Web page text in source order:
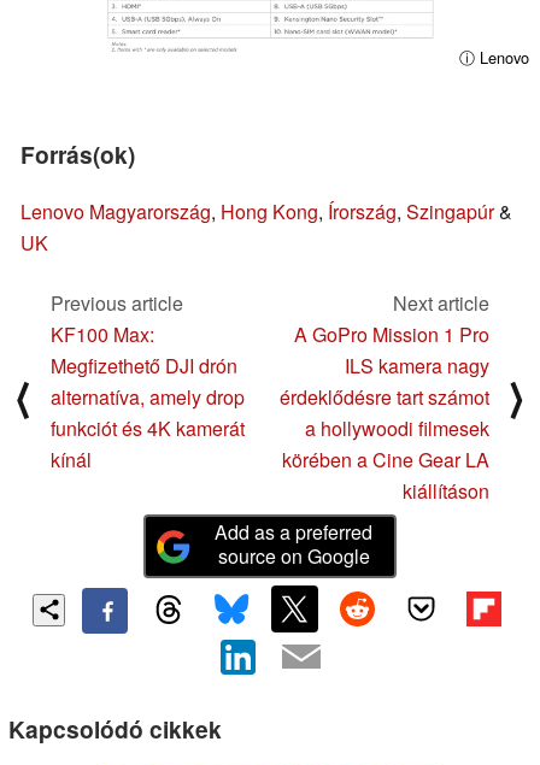
ⓘ Lenovo
Forrás(ok)
Lenovo Magyarország, Hong Kong, Írország, Szingapúr&
UK
⟨
Previous article
KF100 Max:
Megfizethető DJI drón
alternatíva, amely drop
funkciót és 4K kamerát
kínál
Next article
A GoPro Mission 1 Pro
ILS kamera nagy
érdeklődésre tart számot
a hollywoodi filmesek
körében a Cine Gear LA
kiállításon
⟩
Add as a preferred
source on Google
Kapcsolódó cikkek